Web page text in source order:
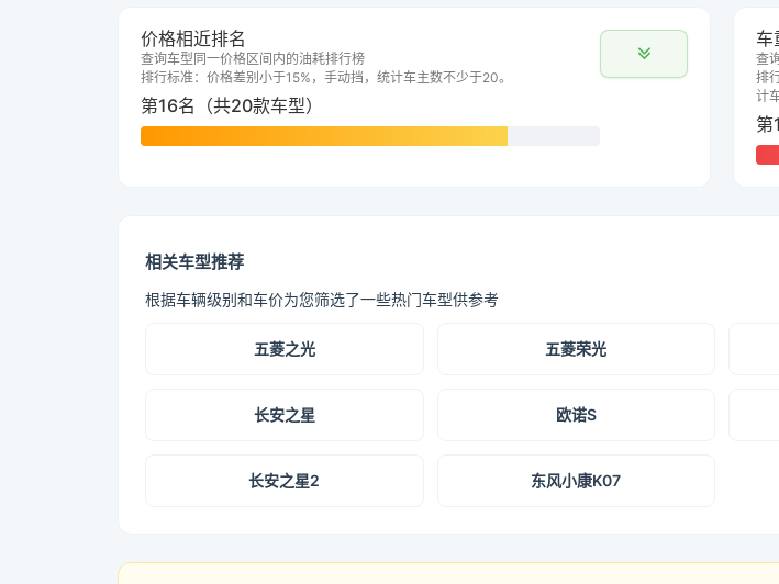
价格相近排名
查询车型同一价格区间内的油耗排行榜
排行标准：价格差别小于15%，手动挡，统计车主数不少于20。
第16名（共20款车型）
车
查
排
计
第
相关车型推荐
根据车辆级别和车价为您筛选了一些热门车型供参考
五菱之光 五菱荣光
长安之星 欧诺S
长安之星2 东风小康K07